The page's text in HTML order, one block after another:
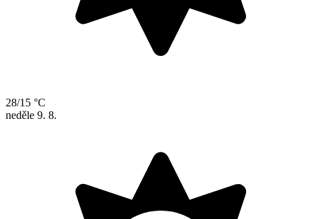
28/15 °C
neděle 9. 8.